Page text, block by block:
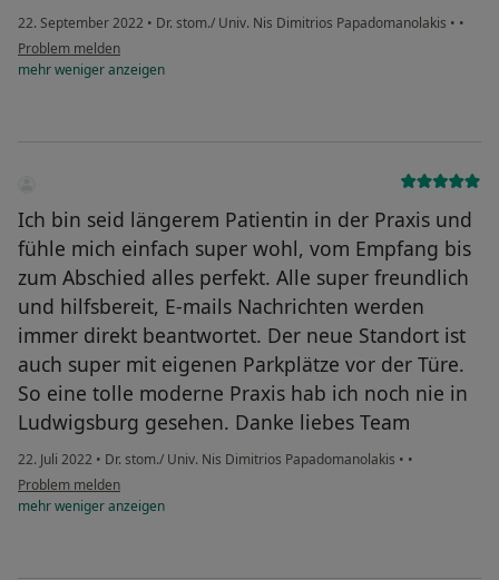
22. September 2022 • Dr. stom./ Univ. Nis Dimitrios Papadomanolakis • •
Problem melden
mehrwenigeranzeigen
Ich bin seid längerem Patientin in der Praxis und
fühle mich einfach super wohl, vom Empfang bis
zum Abschied alles perfekt. Alle super freundlich
und hilfsbereit, E-mails Nachrichten werden
immer direkt beantwortet. Der neue Standort ist
auch super mit eigenen Parkplätze vor der Türe.
So eine tolle moderne Praxis hab ich noch nie in
Ludwigsburg gesehen. Danke liebes Team
22. Juli 2022 • Dr. stom./ Univ. Nis Dimitrios Papadomanolakis • •
Problem melden
mehrwenigeranzeigen